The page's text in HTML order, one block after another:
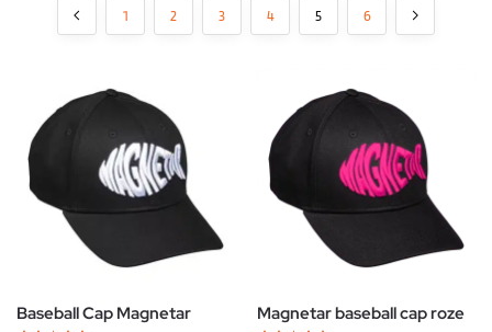
1 2 3 4 5 6
Baseball Cap Magnetar Magnetar baseball cap roze